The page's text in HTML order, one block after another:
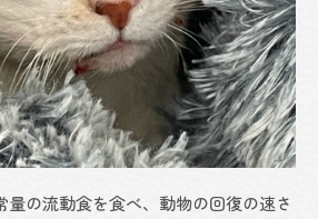
の流動食を食べ、動物の回復の速さ